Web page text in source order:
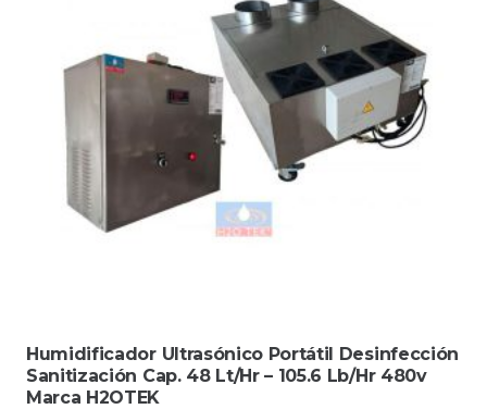
Humidificador Ultrasónico Portátil Desinfección
Sanitización Cap. 48 Lt/Hr – 105.6 Lb/Hr 480v
Marca H2OTEK